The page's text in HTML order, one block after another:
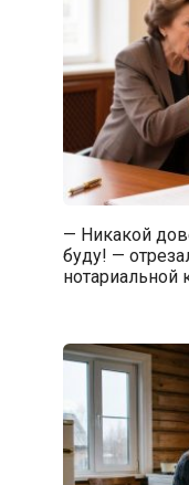
— Никакой
буду! —
нотариальной